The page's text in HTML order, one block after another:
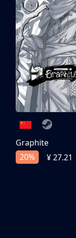
Graphite
20%
¥ 27.21